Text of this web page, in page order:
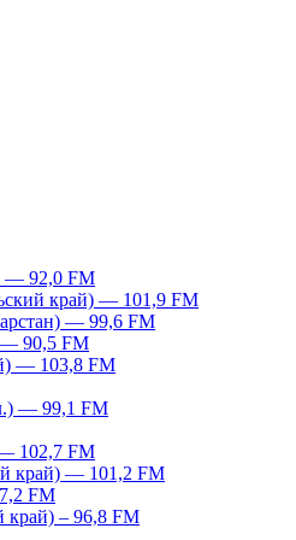
— 92,0 FM
край) — 101,9 FM
— 99,6 FM
— 90,5 FM
— 103,8 FM
— 99,1 FM
102,7 FM
край) — 101,2 FM
FM
край) – 96,8 FM